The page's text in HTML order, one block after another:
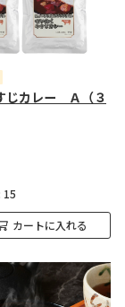
じカレー Ａ（３
15
カートに入れる